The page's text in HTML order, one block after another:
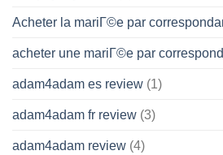
Acheter la mariГ©e par
acheter une mariГ©e par
adam4adam es review (1)
adam4adam fr review (3)
adam4adam review (4)